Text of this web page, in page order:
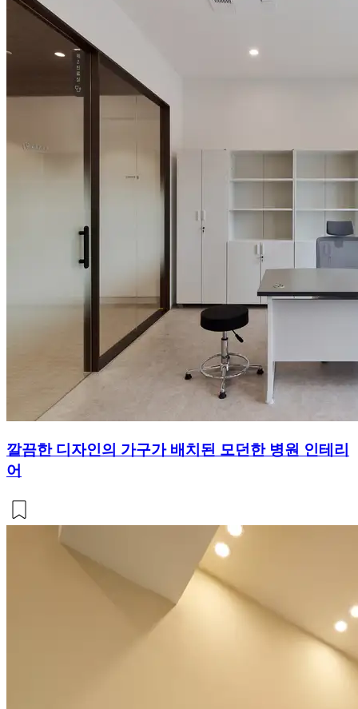
깔끔한 디자인의 가구가 배치된 모던한 병원 인테리
어